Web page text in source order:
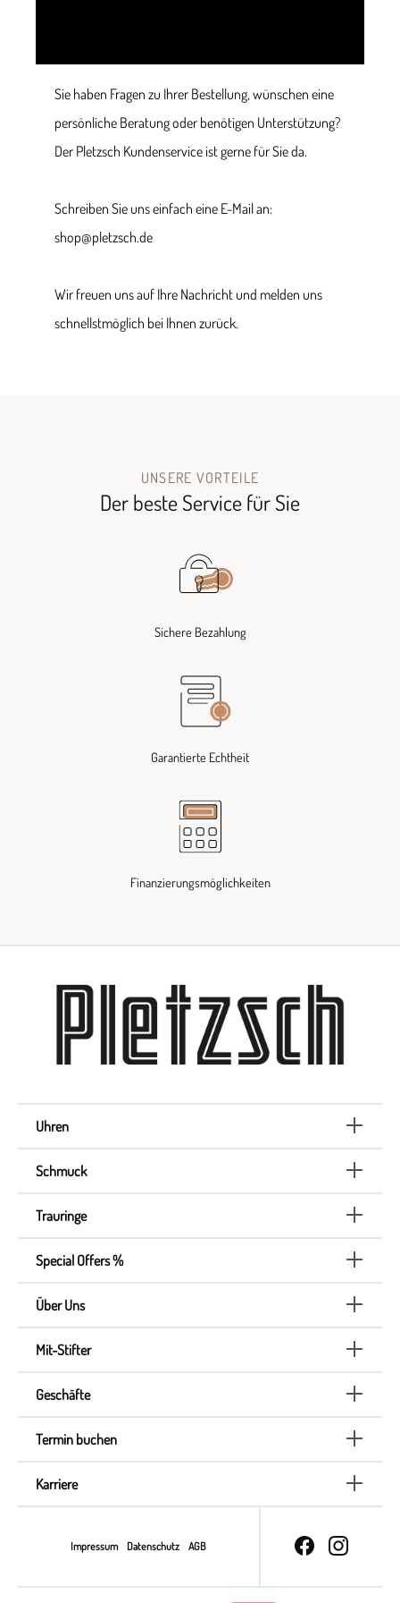
Sie haben Fragen zu Ihrer Bestellung, wünschen eine
persönliche Beratung oder benötigen Unterstützung?
Der Pletzsch Kundenservice ist gerne für Sie da.
Schreiben Sie uns einfach eine E-Mail an:
shop@pletzsch.de
Wir freuen uns auf Ihre Nachricht und melden uns
schnellstmöglich bei Ihnen zurück.
UNSERE VORTEILE
Der beste Service für Sie
Sichere Bezahlung
Garantierte Echtheit
Finanzierungsmöglichkeiten
Uhren
Schmuck
Trauringe
Special Offers %
Über Uns
Mit-Stifter
Geschäfte
Termin buchen
Karriere
Impressum Datenschutz AGB